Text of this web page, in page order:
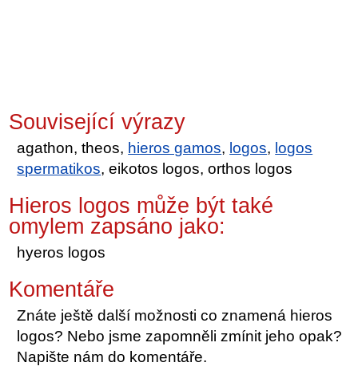
Související výrazy
agathon, theos, hieros gamos, logos, logos
spermatikos, eikotos logos, orthos logos
Hieros logos může být také
omylem zapsáno jako:
hyeros logos
Komentáře
Znáte ještě další možnosti co znamená hieros
logos? Nebo jsme zapomněli zmínit jeho opak?
Napište nám do komentáře.